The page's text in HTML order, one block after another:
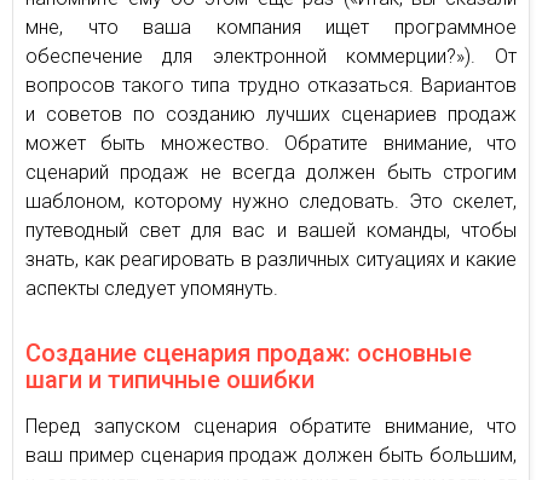
мне, что ваша компания ищет программное
обеспечение для электронной коммерции?»). От
вопросов такого типа трудно отказаться. Вариантов
и советов по созданию лучших сценариев продаж
может быть множество. Обратите внимание, что
сценарий продаж не всегда должен быть строгим
шаблоном, которому нужно следовать. Это скелет,
путеводный свет для вас и вашей команды, чтобы
знать, как реагировать в различных ситуациях и какие
аспекты следует упомянуть.
Создание сценария продаж: основные
шаги и типичные ошибки
Перед запуском сценария обратите внимание, что
ваш пример сценария продаж должен быть большим,